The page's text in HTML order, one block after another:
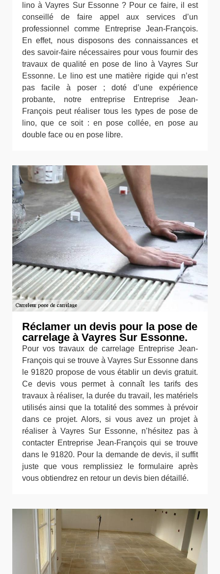
lino à Vayres Sur Essonne ? Pour ce faire, il est
conseillé de faire appel aux services d’un
professionnel comme Entreprise Jean-François.
En effet, nous disposons des connaissances et
des savoir-faire nécessaires pour vous fournir des
travaux de qualité en pose de lino à Vayres Sur
Essonne. Le lino est une matière rigide qui n’est
pas facile à poser ; doté d’une expérience
probante, notre entreprise Entreprise Jean-
François peut réaliser tous les types de pose de
lino, que ce soit : en pose collée, en pose au
double face ou en pose libre.
Réclamer un devis pour la pose de
carrelage à Vayres Sur Essonne.
Pour vos travaux de carrelage Entreprise Jean-
François qui se trouve à Vayres Sur Essonne dans
le 91820 propose de vous établir un devis gratuit.
Ce devis vous permet à connaît les tarifs des
travaux à réaliser, la durée du travail, les matériels
utilisés ainsi que la totalité des sommes à prévoir
dans ce projet. Alors, si vous avez un projet à
réaliser à Vayres Sur Essonne, n’hésitez pas à
contacter Entreprise Jean-François qui se trouve
dans le 91820. Pour la demande de devis, il suffit
juste que vous remplissiez le formulaire après
vous obtiendrez en retour un devis bien détaillé.